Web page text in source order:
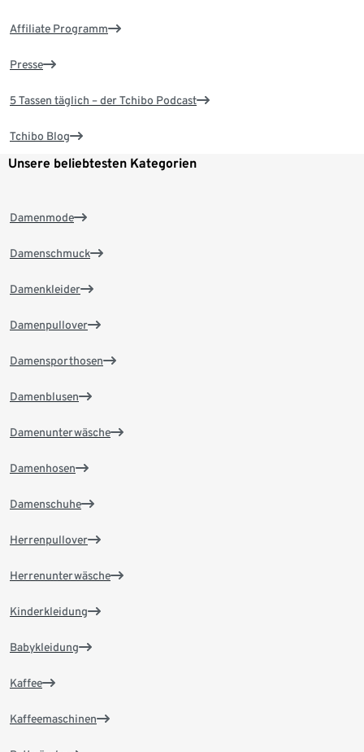
Affiliate Programm
Presse
5 Tassen täglich – der Tchibo Podcast
Tchibo Blog
Unsere beliebtesten Kategorien
Damenmode
Damenschmuck
Damenkleider
Damenpullover
Damensporthosen
Damenblusen
Damenunterwäsche
Damenhosen
Damenschuhe
Herrenpullover
Herrenunterwäsche
Kinderkleidung
Babykleidung
Kaffee
Kaffeemaschinen